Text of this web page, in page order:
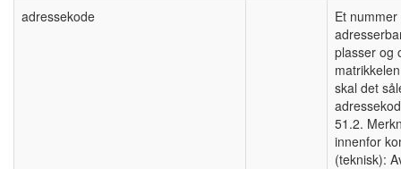
adressekode
Et
plasser og
skal det
51.2.
innenfor
(teknisk):